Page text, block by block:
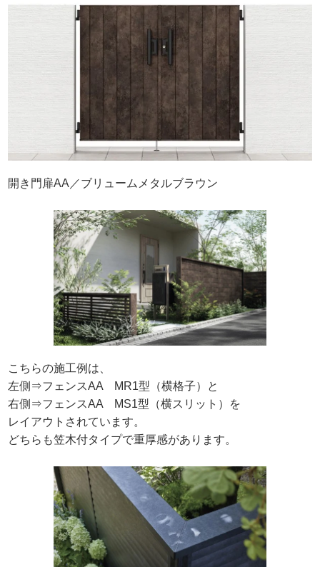
開き門扉AA／ブリュームメタルブラウン
こちらの施工例は、
左側⇒フェンスAA MR1型（横格子）と
右側⇒フェンスAA MS1型（横スリット）を
レイアウトされています。
どちらも笠木付タイプで重厚感があります。